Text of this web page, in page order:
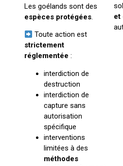
Les goélands sont des
espèces protégées.
Toute action est
strictement
réglementée :
interdiction de
destruction
interdiction de
capture sans
autorisation
spécifique
interventions
limitées à des
méthodes
et